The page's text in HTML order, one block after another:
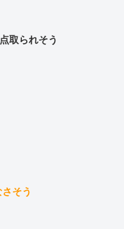
取られそう
そう